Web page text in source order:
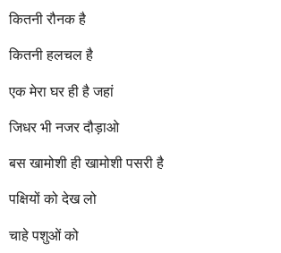
a
s
g
o
कितनी रौनक है
कितनी हलचल है
एक मेरा घर ही है जहां
जिधर भी नजर दौड़ाओ
बस खामोशी ही खामोशी पसरी है
पक्षियों को देख लो
चाहे पशुओं को